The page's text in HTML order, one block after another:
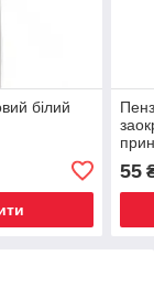
білий
55